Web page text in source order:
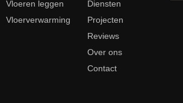
Vloeren leggen
Vloerverwarming
Diensten
Projecten
Reviews
Over ons
Contact